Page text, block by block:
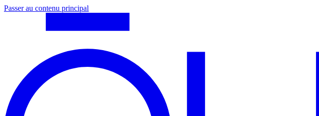
Passer au contenu principal